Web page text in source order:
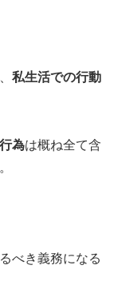
私生活での行動
為は概ね全て含
べき義務になる